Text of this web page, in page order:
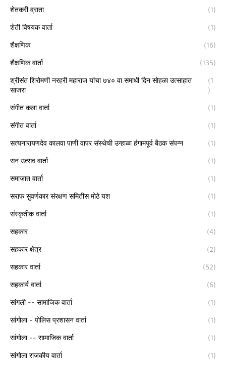
शेतकरी व्राता (1)
शेती विषयक वार्ता (1)
शैक्षणिक (16)
शैक्षणिक वार्ता (135)
श्रीसंत शिरोमणी नरहरी महाराज यांचा ७४० वा समाधी दिन सोहळा उत्साहात
साजरा
(1
)
संगीत कला वार्ता (1)
संगीत वार्ता (1)
सत्यनारायणदेव कालवा पाणी वापर संस्थेची उन्हाळा हंगामपूर्व बैठक संपन्न (1)
सन उत्सव वार्ता (1)
समाजात वार्ता (1)
सराफ सुवर्णकार संरक्षण समितीस मोठे यश (1)
संस्कृतीक वार्ता (1)
सहकार (4)
सहकार क्षेत्र (2)
सहकार वार्ता (52)
सहकार्य वार्ता (6)
सांगली -- सामाजिक वार्ता (1)
सांगोला - पोलिस प्रशासन वार्ता (1)
सांगोला -- सामाजिक वार्ता (1)
सांगोला राजकीय वार्ता (1)